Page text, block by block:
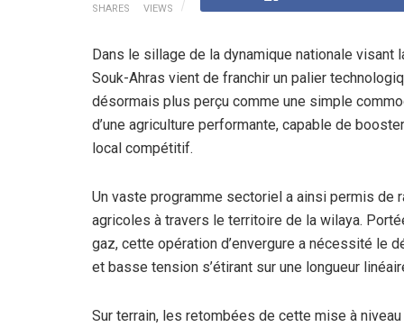
SHARES VIEWS
Dans le sillage de la dynamique nationale
Souk-Ahras vient de franchir un palier
désormais plus perçu comme une simple
d’une agriculture performante, capable de
local compétitif.
Un vaste programme sectoriel a ainsi permis de
agricoles à travers le territoire de la wilaya.
gaz, cette opération d’envergure a nécessité le
et basse tension s’étirant sur une longueur
Sur terrain, les retombées de cette mise à